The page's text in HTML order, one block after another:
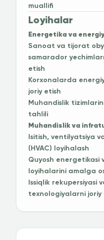
muallifi
Loyihalar
Energetika va
Sanoat va tijorat
samarador
etish
Korxonalarda
joriy etish
Muhandislik
tahlili
Muhandislik va
Isitish, ventilyatsiya
(HVAC) loyihalash
Quyosh energetikasi
loyihalarini amalga
Issiqlik rekupersiyasi
texnologiyalarni joriy